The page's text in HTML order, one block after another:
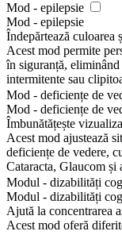
Mod - epilepsie
Mod - epilepsie
Îndepărtează
Acest mod permite
în siguranță,
intermitente sau
Mod - deficiențe de
Mod - deficiențe de
Îmbunătățește
Acest mod ajustează
deficiențe de vedere,
Cataracta, Glaucom și
Modul - dizabilități
Modul - dizabilități
Ajută la concentrarea
Acest mod oferă